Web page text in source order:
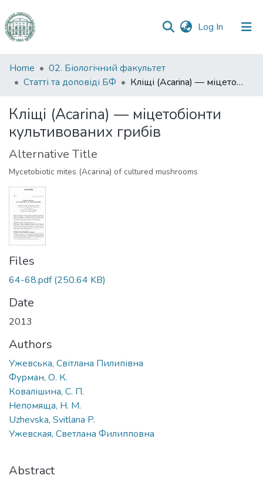
Log In (current)
Communities
&
All of DSpace
Statistics
Home
02. Біологічний факультет
Статті та доповіді БФ
Кліщі (Acarina) — міцетобіонти культивованих грибів
Кліщі (Acarina) — міцетобіонти
культивованих грибів
Alternative Title
Mycetobiotic mites (Acarina) of cultured mushrooms
Files
64-68.pdf(250.64 KB)
Date
2013
Authors
Ужевська, Світлана Пилипівна
Фурман, О. К.
Ковалішина, С. П.
Непомяща, Н. М.
Uzhevska, Svitlana P.
Ужевская, Светлана Филипповна
Abstract